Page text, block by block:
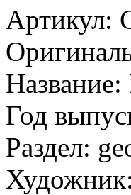
Артикул:
Год
Раздел:
Художник: